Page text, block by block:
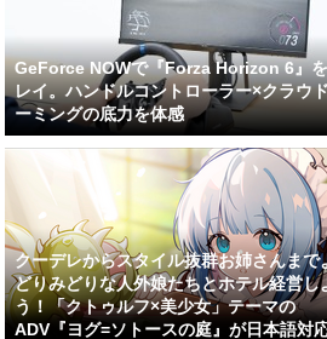
GeForce NOWで『Forza Horizon 6』
レイ。ハンドルコントローラー×クラウ
ーミングの底力を体感
クーデレからスタイル抜群お姉さんまで
どりみどりな人外娘たちとホテル経営し
う！「クトゥルフ×美少女」テーマの
ADV『ヨグ=ソトースの庭』が日本語対